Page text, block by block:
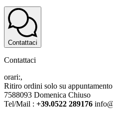
Contattaci
Contattaci
orari:,
Ritiro ordini solo su
7588093 Domenica Chiuso
Tel/Mail : +39.0522 289176